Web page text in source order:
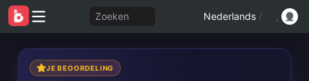
Zoeken Nederlands /
JE BEOORDELING